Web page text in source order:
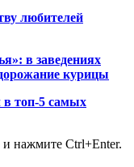
любителей
в заведениях
курицы
топ-5 самых
нажмите Ctrl+Enter.